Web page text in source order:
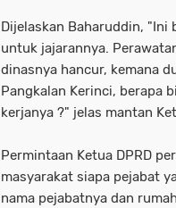
Dijelaskan Baharuddin, "Ini
untuk jajarannya.
dinasnya hancur, kemana
Pangkalan Kerinci, berapa
kerjanya ?" jelas mantan
Permintaan Ketua DPRD
masyarakat siapa pejabat
nama pejabatnya dan